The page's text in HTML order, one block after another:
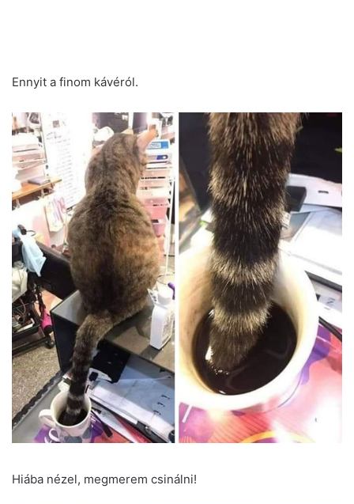
Ennyit a finom kávéról.
Hiába nézel, megmerem csinálni!